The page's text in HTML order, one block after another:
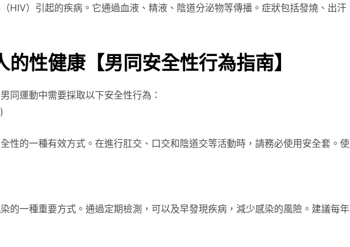
HIV）引起的疾病。它通過血液、精液、陰道分泌物等傳播。症狀包括發燒、出
性健康【男同安全性行為指南】
同運動中需要採取以下安全性行為：
性的一種有效方式。在進行肛交、口交和陰道交等活動時，請務必使用安全套。
的一種重要方式。通過定期檢測，可以及早發現疾病，減少感染的風險。建議每